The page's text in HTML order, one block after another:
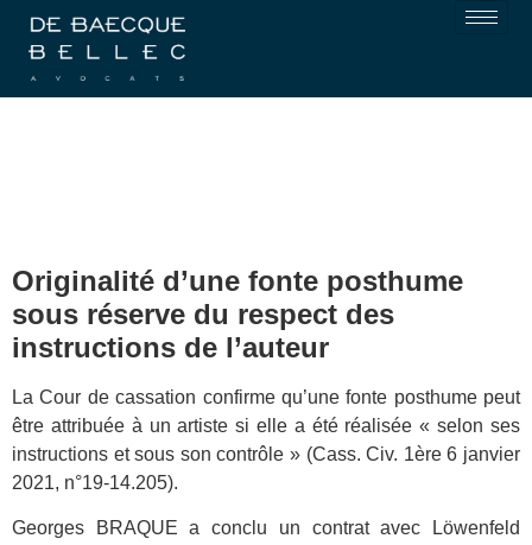
Originalité d’une fonte posthume
sous réserve du respect des
instructions de l’auteur
La Cour de cassation confirme qu’une fonte posthume peut
être attribuée à un artiste si elle a été réalisée « selon ses
instructions et sous son contrôle » (Cass. Civ. 1ère 6 janvier
2021, n°19-14.205).
Georges BRAQUE a conclu un contrat avec Löwenfeld